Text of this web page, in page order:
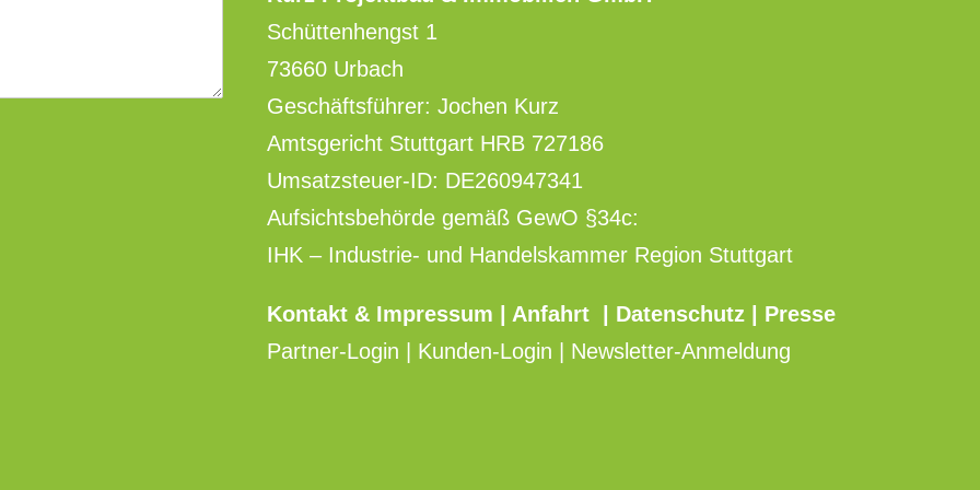
Schüttenhengst 1
73660 Urbach
Geschäftsführer: Jochen Kurz
Amtsgericht Stuttgart HRB 727186
Umsatzsteuer-ID: DE260947341
Aufsichtsbehörde gemäß GewO §34c:
IHK – Industrie- und Handelskammer Region Stuttgart
Kontakt & Impressum Anfahrt Datenschutz | Presse
Partner-Login | Kunden-Login | Newsletter-Anmeldung